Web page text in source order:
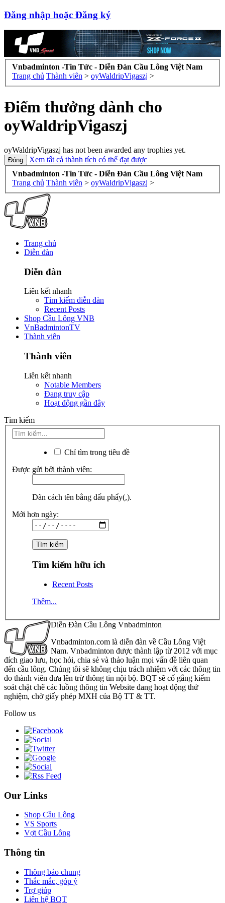
Đăng nhập hoặc Đăng ký
Vnbadminton -Tin Tức - Diễn Đàn Cầu Lông Việt Nam
Trang chủ Thành viên > oyWaldripVigaszj >
Điểm thưởng dành cho
oyWaldripVigaszj
oyWaldripVigaszj has not been awarded any trophies yet.
Xem tất cả thành tích có thể đạt được
Vnbadminton -Tin Tức - Diễn Đàn Cầu Lông Việt Nam
Trang chủ Thành viên > oyWaldripVigaszj >
Trang chủ
Diễn đàn
Diễn đàn
Liên kết nhanh
Tìm kiếm diễn đàn
Recent Posts
Shop Cầu Lông VNB
VnBadmintonTV
Thành viên
Thành viên
Liên kết nhanh
Notable Members
Đang truy cập
Hoạt động gần đây
Tìm kiếm
Chỉ tìm trong tiêu đề
Được gửi bởi thành viên:
Dãn cách tên bằng dấu phẩy(,).
Mới hơn ngày:
Tìm kiếm hữu ích
Recent Posts
Thêm...
Diễn Đàn Cầu Lông Vnbadminton
Vnbadminton.com là diễn đàn về Cầu Lông Việt
Nam. Vnbadminton được thành lập từ 2012 với mục
đích giao lưu, học hỏi, chia sẻ và thảo luận mọi vấn đề liên quan
đến cầu lông. Chúng tôi sẽ không chịu trách nhiệm với các thông tin
do thành viên đưa lên trừ thông tin nội bộ. BQT sẽ cố gắng kiểm
soát chặt chẽ các luồng thông tin Website đang hoạt động thử
nghiệm, chờ giấy phép MXH của Bộ TT & TT.
Follow us
Our Links
Shop Cầu Lông
VS Sports
Vợt Cầu Lông
Thông tin
Thông báo chung
Thắc mắc, góp ý
Trợ giúp
Liên hệ BQT